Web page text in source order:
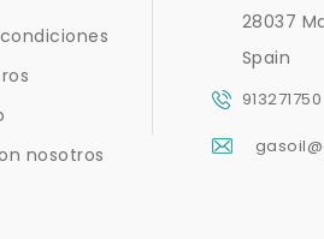
nosotros
28037
Spain
913271750